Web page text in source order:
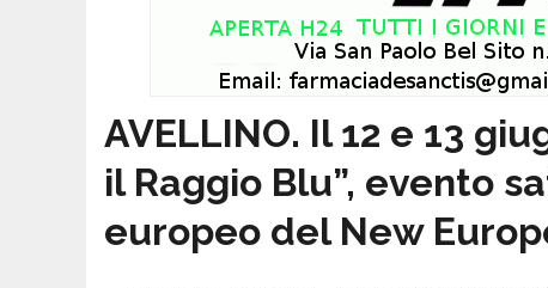
AVELLINO. Il 12 e 13
il Raggio Blu”, evento
europeo del New